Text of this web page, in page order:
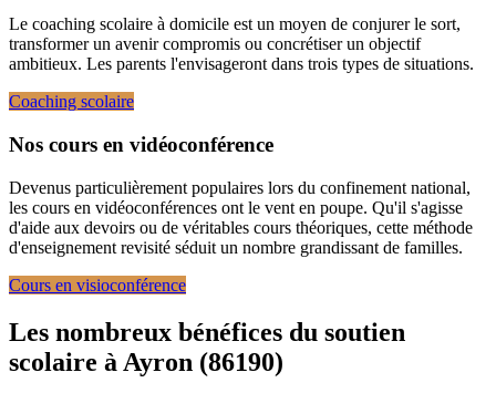
Le coaching scolaire à domicile est un moyen de conjurer le sort,
transformer un avenir compromis ou concrétiser un objectif
ambitieux. Les parents l'envisageront dans trois types de situations.
Coaching scolaire
Nos cours en vidéoconférence
Devenus particulièrement populaires lors du confinement national,
les cours en vidéoconférences ont le vent en poupe. Qu'il s'agisse
d'aide aux devoirs ou de véritables cours théoriques, cette méthode
d'enseignement revisité séduit un nombre grandissant de familles.
Cours en visioconférence
Les nombreux bénéfices du soutien
scolaire à Ayron (86190)